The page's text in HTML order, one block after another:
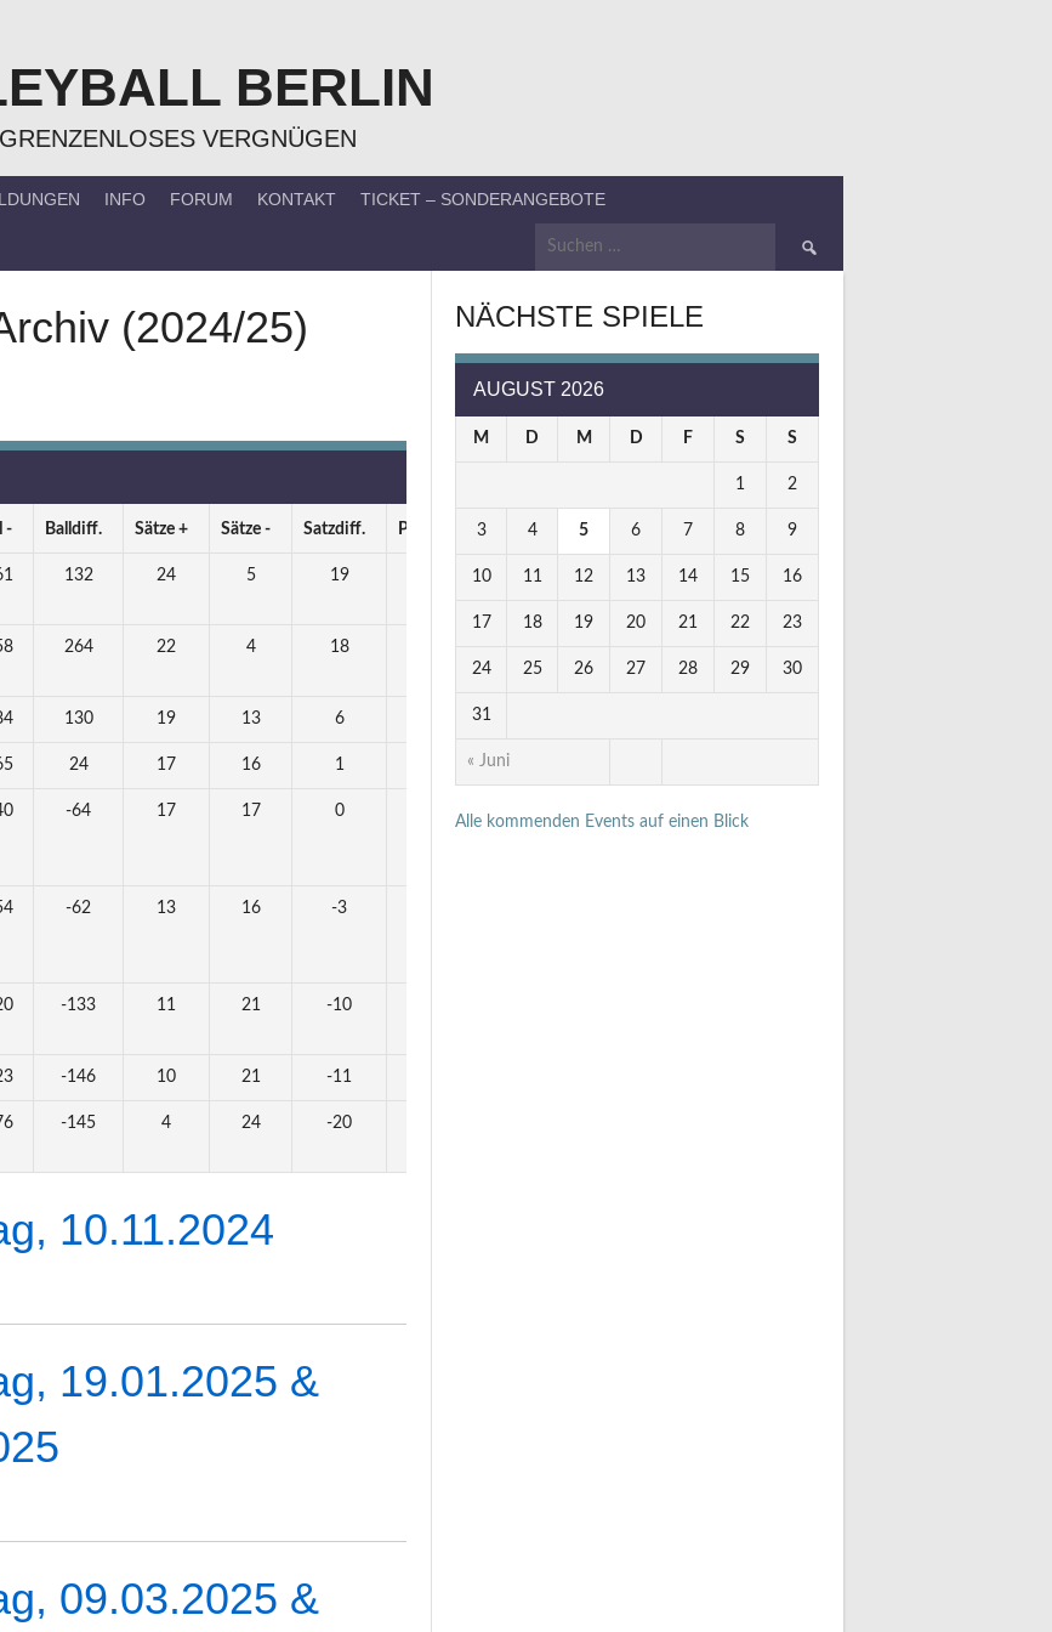
BERLIN
VERGNÜGEN
INFO FORUM KONTAKT
TICKET – SONDERANGEBOTE
Suchen
(2024/25)
- Balldiff. Sätze + Sätze - Satzdiff. Punkte
132 24 5 19
264 22 4 18
130 19 13 6
24 17 16 1
-64 17 17 0
-62 13 16 -3
-133 11 21 -10
-146 10 21 -11
-145 4 24 -20
10.11.2024
19.01.2025 &
09.03.2025 &
NÄCHSTE SPIELE
AUGUST 2026
M D M D F S S
« Juni
1 2
3 4 5 6 7 8 9
10 11 12 13 14 15 16
17 18 19 20 21 22 23
24 25 26 27 28 29 30
31
Alle kommenden Events auf einen Blick